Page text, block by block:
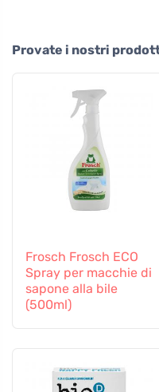
Provate i nostri
Frosch Frosch ECO
Spray per macchie di
sapone alla bile
(500ml)